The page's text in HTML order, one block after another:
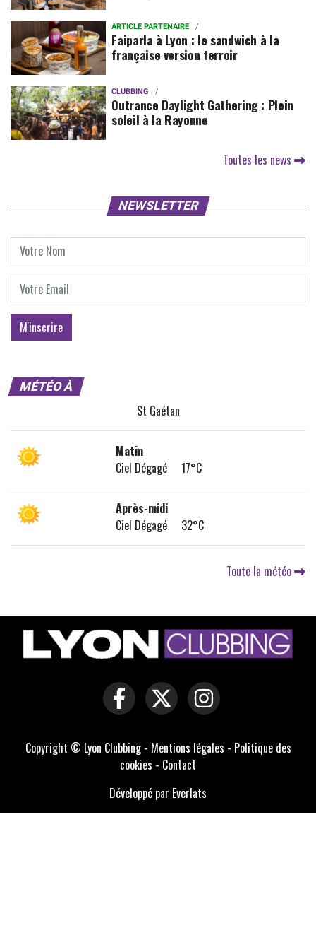
ARTICLE PARTENAIRE
Faiparla à Lyon : le sandwich à la
française version terroir
CLUBBING
Outrance Daylight Gathering : Plein
soleil à la Rayonne
Toutes les news
NEWSLETTER
MÉTÉO À
St Gaétan
Matin
Ciel Dégagé 17°C
Après-midi
Ciel Dégagé 32°C
Toute la météo
Copyright © Lyon Clubbing - Mentions légales - Politique des
cookies - Contact
Développé par Everlats